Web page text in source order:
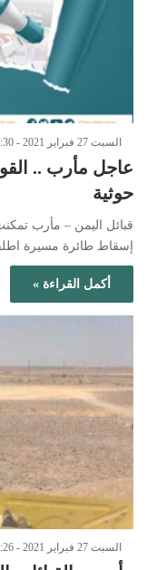
السبت 27 فبراير 2021 - 1:30 صباحًا
عاجل مأرب ..
حوثية
قبائل اليمن – مأرب
إسقاط طائرة مسيرة
أكمل القراءة »
السبت 27 فبراير 2021 - 1:26 صباحًا